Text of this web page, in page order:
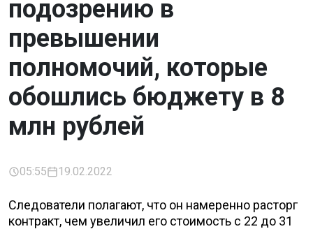
подозрению в
превышении
полномочий, которые
обошлись бюджету в 8
млн рублей
05:55 19.02.2022
Следователи полагают, что он намеренно расторг
контракт, чем увеличил его стоимость с 22 до 31